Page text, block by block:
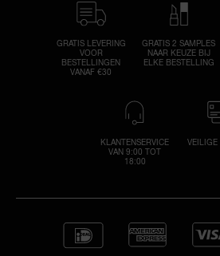
GRATIS LEVERING
VOOR
BESTELLINGEN
VANAF €30
GRATIS 2 SAMPLES
NAAR KEUZE BIJ
ELKE BESTELLING
KLANTENSERVICE
VAN 9:00 TOT
18:00
VEILIGE